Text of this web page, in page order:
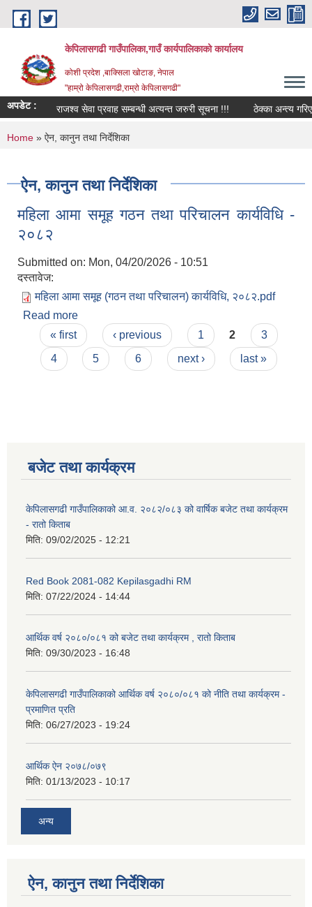
Skip to main content
केपिलासगढी गाउँपालिका,गाउँ कार्यपालिकाको कार्यालय
कोशी प्रदेश ,बाक्सिला खोटाङ, नेपाल
"हाम्रो केपिलासगढी,राम्रो केपिलासगढी"
अपडेट : राजश्व सेवा प्रवाह सम्बन्धी अत्यन्त जरुरी सूचना !!! ठेक्का अन्त्य
You are here
Home » ऐन, कानुन तथा निर्देशिका
ऐन, कानुन तथा निर्देशिका
महिला आमा समूह गठन तथा परिचालन कार्यविधि -
२०८२
Submitted on: Mon, 04/20/2026 - 10:51
दस्तावेज:
महिला आमा समूह (गठन तथा परिचालन) कार्यविधि, २०८२.pdf
Read more
२०८२
Pages
« first ‹ previous 1 2
3
4
5 6 next › last »
बजेट तथा कार्यक्रम
केपिलासगढी गाउँपालिकाको आ.व. २०८२/०८३ को वार्षिक बजेट तथा कार्यक्रम
- रातो किताब
मिति: 09/02/2025 - 12:21
Red Book 2081-082 Kepilasgadhi RM
मिति: 07/22/2024 - 14:44
आर्थिक वर्ष २०८०/०८१ को बजेट तथा कार्यक्रम , रातो किताब
मिति: 09/30/2023 - 16:48
केपिलासगढी गाउँपालिकाको आर्थिक वर्ष २०८०/०८१ को नीति तथा कार्यक्रम -
प्रमाणित प्रति
मिति: 06/27/2023 - 19:24
आर्थिक ऐन २०७८/०७९
मिति: 01/13/2023 - 10:17
अन्य
ऐन, कानुन तथा निर्देशिका